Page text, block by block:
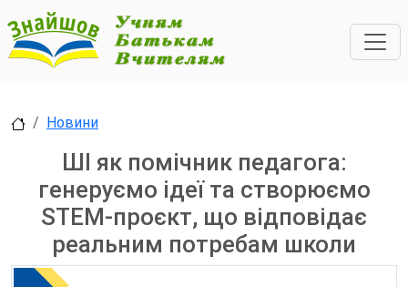
Новини
ШІ як помічник педагога:
генеруємо ідеї та створюємо
STEM-проєкт, що відповідає
реальним потребам школи